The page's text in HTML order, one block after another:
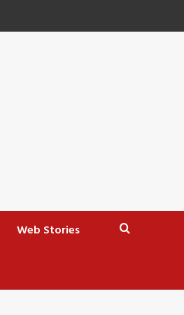
Web Stories